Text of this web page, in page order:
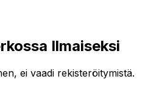
Ilmaiseksi
ei vaadi rekisteröitymistä.